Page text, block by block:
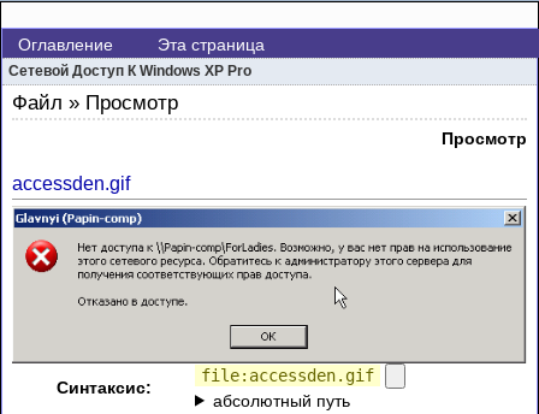
Оглавление Эта страница
Сетевой Доступ К Windows XP Pro
Файл » Просмотр
Просмотр
accessden.gif
Синтаксис:
file:accessden.gif
абсолютный путь